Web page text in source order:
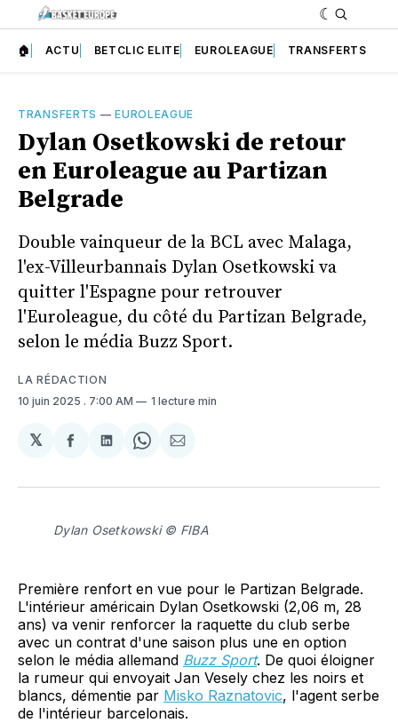
🏠 ACTU BETCLIC ELITE EUROLEAGUE TRANSFERTS
TRANSFERTS —EUROLEAGUE
Dylan Osetkowski de retour
en Euroleague au Partizan
Belgrade
Double vainqueur de la BCL avec Malaga,
l'ex-Villeurbannais Dylan Osetkowski va
quitter l'Espagne pour retrouver
l'Euroleague, du côté du Partizan Belgrade,
selon le média Buzz Sport.
LA RÉDACTION
10 juin 2025 . 7:00 AM 1 lecture min
𝕏
Partager
Facebook
Partager
LinkedIn
Share
WhatsApp
Partager
Courriel
Dylan Osetkowski © FIBA
Première renfort en vue pour le Partizan Belgrade.
L'intérieur américain Dylan Osetkowski (2,06 m, 28
ans) va venir renforcer la raquette du club serbe
avec un contrat d'une saison plus une en option
selon le média allemand Buzz Sport. De quoi éloigner
la rumeur qui envoyait Jan Vesely chez les noirs et
blancs, démentie par Misko Raznatovic, l'agent serbe
de l'intérieur barcelonais.